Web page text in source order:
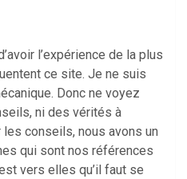
l’expérience de la plus
ce site. Je ne suis
Donc ne voyez
ni des vérités à
conseils, nous avons un
qui sont nos références
vers elles qu’il faut se